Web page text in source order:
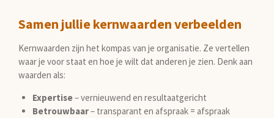
Samen jullie kernwaarden verbeelden
Kernwaarden zijn het kompas van je organisatie. Ze vertellen
waar je voor staat en hoe je wilt dat anderen je zien. Denk aan
waarden als:
Expertise– vernieuwend en resultaatgericht
Betrouwbaar– transparant en afspraak = afspraak